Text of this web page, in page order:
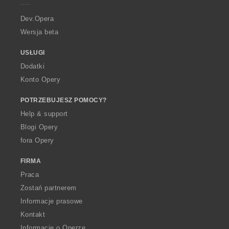
a
Dev.Opera
Wersja beta
USŁUGI
Dodatki
Konto Opery
POTRZEBUJESZ POMOCY?
Help & support
Blogi Opery
fora Opery
FIRMA
Praca
Zostań partnerem
Informacje prasowe
Kontakt